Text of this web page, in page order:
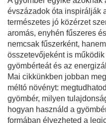
évszázadok óta inspirálják
természetes jó közérzet
aromás, enyhén fűszeres
nemcsak fűszerként,
összetevőjeként is
gyömbérteát és az
Mai cikkünkben jobban
méltó növényt:
gyömbér, milyen
hogyan használd a
formában élvezheted a